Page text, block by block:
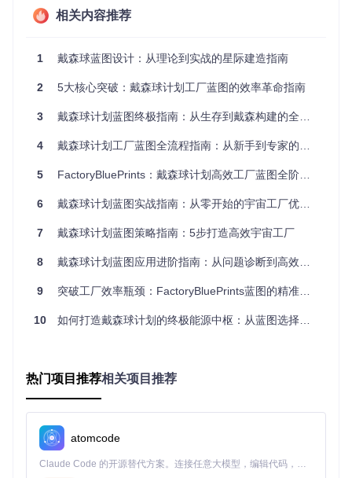
当结果<80%时，表明资源供应存在缺口，需调整蓝图选择或
如何避免蓝图兼容性陷阱：版本适配检查
痛点
：使用不同游戏版本创建的蓝图导致建筑布局错乱或配方
方案
：执行"版本兼容性三步验证"
检查蓝图文件创建时间与游戏版本说明
在隔离测试区部署蓝图进行小规模验证
💡重要提示：优先选择近3个月内更新的蓝图，特别是在游戏
重大版本更新后，旧蓝图的兼容性风险显著增加。
核心要点：
资源匹配度低于80%的蓝图需谨慎使用
蓝图部署前必须进行版本兼容性验证
物流系统的承载能力是蓝图选择的隐性约束条件
二、策略构建：建立蓝图评估决策体系
如何构建环境适配型蓝图选择模型：四象限决策法
方案：引入"环境适配度"评估维度，构建四象限决策模型
相关内容推荐
1 戴森球蓝图设计：从理论到实战的星际建造指南
2 5大核心突破：戴森球计划工厂蓝图的效率革命指南
3 戴森球计划蓝图终极指南：从生存到戴森构建的全阶段应用策略
4 戴森球计划工厂蓝图全流程指南：从新手到专家的进阶路径
5 FactoryBluePrints：戴森球计划高效工厂蓝图全阶段定制化指南
6 戴森球计划蓝图实战指南：从零开始的宇宙工厂优化之路
7 戴森球计划蓝图策略指南：5步打造高效宇宙工厂
8 戴森球计划蓝图应用进阶指南：从问题诊断到高效生产优化
9 突破工厂效率瓶颈：FactoryBluePrints蓝图的精准选择指南
10 如何打造戴森球计划的终极能源中枢：从蓝图选择到超大规模生产的全景指南
热门项目推荐相关项目推荐
atomcode
Claude Code 的开源替代方案。连接任意大模型，编辑代码，运行命令，自动验证 — 全自动执行。用 Rust 构建，极致性能。 ｜ An open-source alternative to Claude Code. Connect any LLM, edit code, run commands, and verify changes — autonomously. Built in Rust for speed. Get Started